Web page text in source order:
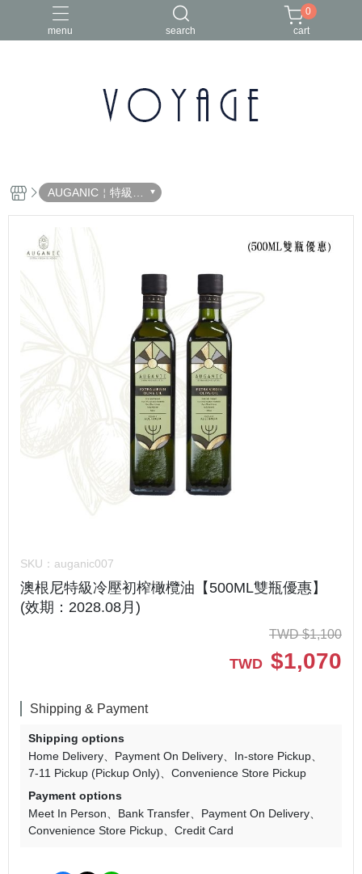
menu search
椒麻醬 橄欖油禮盒組 澳根尼
0
cart
AUGANIC￤特級初
榨橄欖油
SKU： auganic007
澳根尼特級冷壓初榨橄欖油【500ML雙瓶優惠】
(效期：2028.08月)
TWD $1,100
TWD $1,070
Shipping & Payment
Shipping options
Home Delivery
Payment On Delivery
In-store Pickup
7-11 Pickup (Pickup Only)
Convenience Store Pickup
Payment options
Meet In Person
Bank Transfer
Payment On Delivery
Convenience Store Pickup
Credit Card